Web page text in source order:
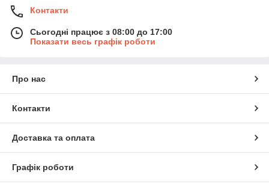
Контакти
Сьогодні працює з 08:00 до 17:00
Показати весь графік роботи
Про нас
Контакти
Доставка та оплата
Графік роботи